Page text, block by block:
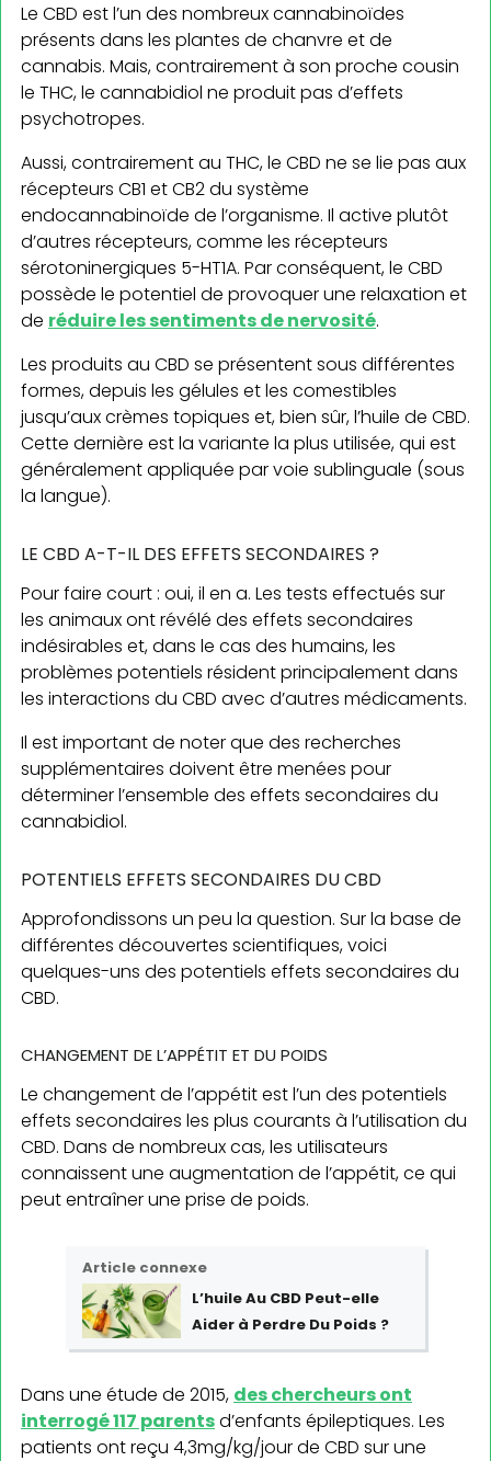
Le CBD est l’un des nombreux cannabinoïdes
présents dans les plantes de chanvre et de
cannabis. Mais, contrairement à son proche cousin
le THC, le cannabidiol ne produit pas d’effets
psychotropes.
Aussi, contrairement au THC, le CBD ne se lie pas aux
récepteurs CB1 et CB2 du système
endocannabinoïde de l’organisme. Il active plutôt
d’autres récepteurs, comme les récepteurs
sérotoninergiques 5-HT1A. Par conséquent, le CBD
possède le potentiel de provoquer une relaxation et
de réduire les sentiments de nervosité.
Les produits au CBD se présentent sous différentes
formes, depuis les gélules et les comestibles
jusqu’aux crèmes topiques et, bien sûr, l’huile de CBD.
Cette dernière est la variante la plus utilisée, qui est
généralement appliquée par voie sublinguale (sous
la langue).
LE CBD A-T-IL DES EFFETS SECONDAIRES ?
Pour faire court : oui, il en a. Les tests effectués sur
les animaux ont révélé des effets secondaires
indésirables et, dans le cas des humains, les
problèmes potentiels résident principalement dans
les interactions du CBD avec d’autres médicaments.
Il est important de noter que des recherches
supplémentaires doivent être menées pour
déterminer l’ensemble des effets secondaires du
cannabidiol.
POTENTIELS EFFETS SECONDAIRES DU CBD
Approfondissons un peu la question. Sur la base de
différentes découvertes scientifiques, voici
quelques-uns des potentiels effets secondaires du
CBD.
CHANGEMENT DE L’APPÉTIT ET DU POIDS
Le changement de l’appétit est l’un des potentiels
effets secondaires les plus courants à l’utilisation du
CBD. Dans de nombreux cas, les utilisateurs
connaissent une augmentation de l’appétit, ce qui
peut entraîner une prise de poids.
Article connexe
L’huile Au CBD Peut-elle
Aider à Perdre Du Poids ?
Dans une étude de 2015, des chercheurs ont
interrogé 117 parentsd’enfants épileptiques. Les
patients ont reçu 4,3mg/kg/jour de CBD sur une